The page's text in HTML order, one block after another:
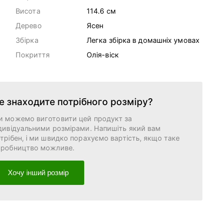
Висота
114.6 cм
Дерево
Ясен
Збірка
Легка збірка в домашніх умовах
Покриття
Олія-віск
знаходите потрібного розміру?
можемо виготовити цей продукт за
розмірами. Напишіть який вам
і ми швидко порахуємо вартість, якщо таке
можливе.
Хочу інший розмір